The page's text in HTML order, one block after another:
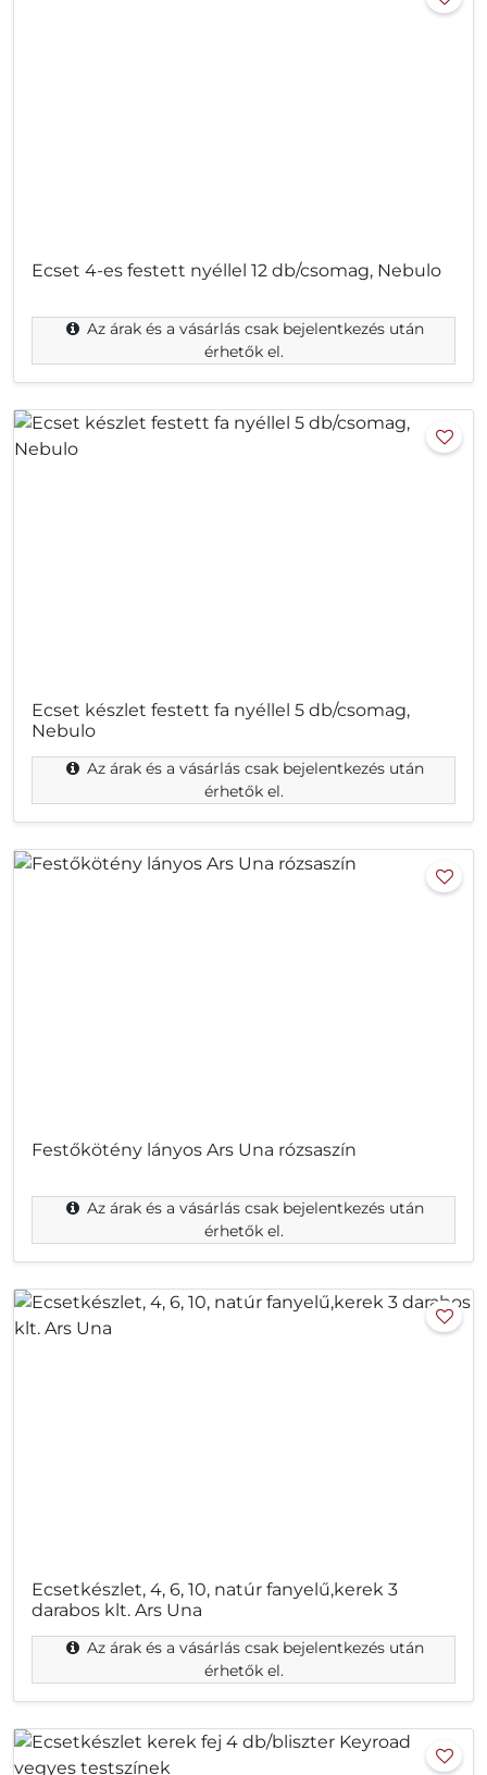
Ecset 4-es festett nyéllel 12 db/csomag, Nebulo
Az árak és a vásárlás csak bejelentkezés után
érhetők el.
Ecset készlet festett fa nyéllel 5 db/csomag,
Nebulo
Az árak és a vásárlás csak bejelentkezés után
érhetők el.
Festőkötény lányos Ars Una rózsaszín
Az árak és a vásárlás csak bejelentkezés után
érhetők el.
Ecsetkészlet, 4, 6, 10, natúr fanyelű,kerek 3
darabos klt. Ars Una
Az árak és a vásárlás csak bejelentkezés után
érhetők el.